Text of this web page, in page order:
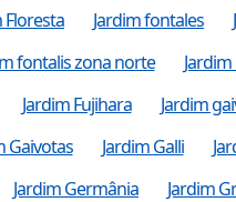
Floresta
Jardim fontales
fontalis zona norte
Jardim Fujihara
Jardim
Gaivotas
Jardim Galli
Jardim Germânia
Jardim